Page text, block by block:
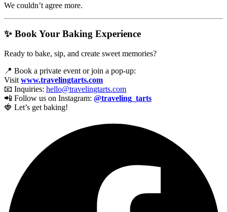
We couldn’t agree more.
✨ Book Your Baking Experience
Ready to bake, sip, and create sweet memories?
📍 Book a private event or join a pop-up:
Visit www.travelingtarts.com
📧 Inquiries: hello@travelingtarts.com
📲 Follow us on Instagram: @traveling_tarts
🍓 Let’s get baking!